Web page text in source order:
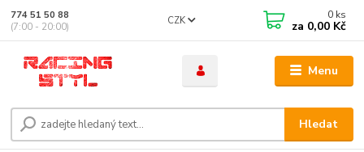
Menu
CZK
Hledat
774 51 50 88
(7:00 - 20:00)
0 ks
za 0,00 Kč